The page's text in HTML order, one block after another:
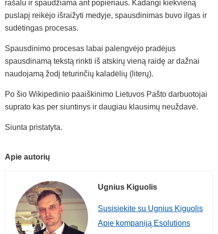
rašalu ir spaudžiama ant popieriaus. Kadangi kiekvieną
puslapį reikėjo išraižyti medyje, spausdinimas buvo ilgas ir
sudėtingas procesas.
Spausdinimo procesas labai palengvėjo pradėjus
spausdinamą tekstą rinkti iš atskirų vieną raidę ar dažnai
naudojamą žodį teturinčių kaladėlių (literų).
Po šio Wikipedinio paaiškinimo Lietuvos Pašto darbuotojai
suprato kas per siuntinys ir daugiau klausimų neuždavė.
Siunta pristatyta.
Apie autorių
Ugnius Kiguolis
Susisiekite su Ugnius Kiguolis
Apie kompaniją Esolutions